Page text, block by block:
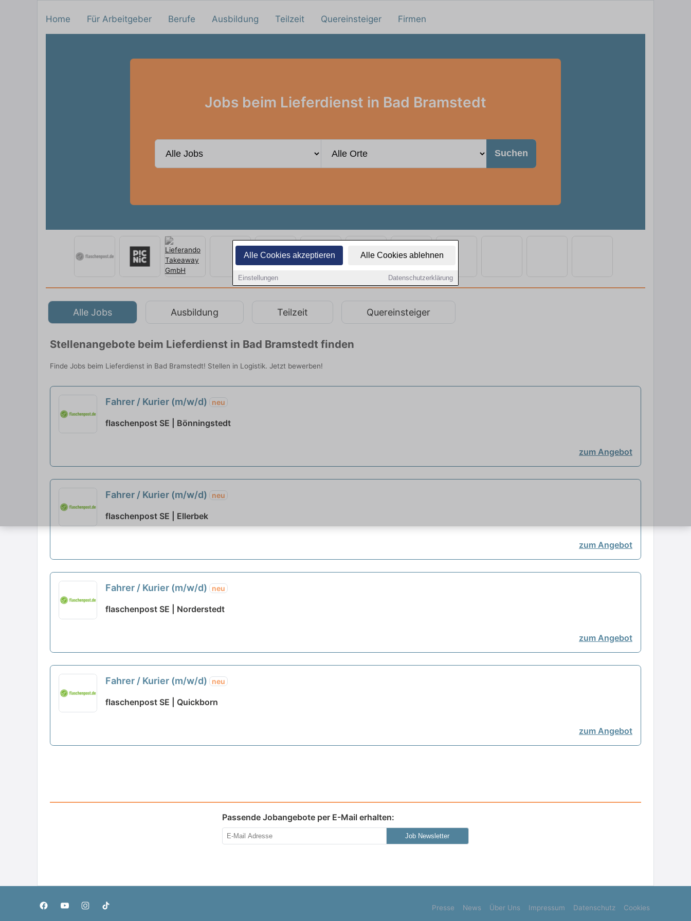
Alle Cookies akzeptieren Alle Cookies ablehnen
Einstellungen Datenschutzerklärung
Home Für Arbeitgeber Berufe Ausbildung Teilzeit Quereinsteiger Firmen
Jobs beim Lieferdienst in Bad Bramstedt
Suchen
Alle Jobs Ausbildung Teilzeit Quereinsteiger
Stellenangebote beim Lieferdienst in Bad Bramstedt finden
Finde Jobs beim Lieferdienst in Bad Bramstedt! Stellen in Logistik. Jetzt bewerben!
Fahrer / Kurier (m/w/d) neu
flaschenpost SE | Bönningstedt
zum Angebot
Fahrer / Kurier (m/w/d) neu
flaschenpost SE | Ellerbek
zum Angebot
Fahrer / Kurier (m/w/d) neu
flaschenpost SE | Norderstedt
zum Angebot
Fahrer / Kurier (m/w/d) neu
flaschenpost SE | Quickborn
zum Angebot
Passende Jobangebote per E-Mail erhalten:
Job Newsletter
Presse News Über Uns Impressum Datenschutz Cookies